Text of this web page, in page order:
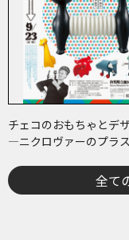
チェコのおもちゃとデ
―ニクロヴァーのプラ
まで―
全て